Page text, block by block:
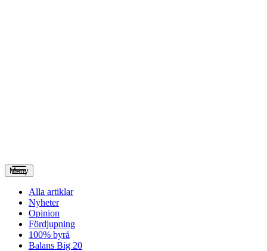
Meny
Alla artiklar
Nyheter
Opinion
Fördjupning
100% byrå
Balans Big 20